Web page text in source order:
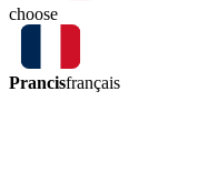
choose
Prancisfrançais